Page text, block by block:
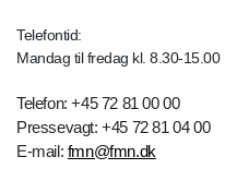
Telefontid:
Mandag til fredag kl. 8.30-15.00
Telefon: +45 72 81 00 00
Pressevagt: +45 72 81 04 00
E-mail: fmn@fmn.dk